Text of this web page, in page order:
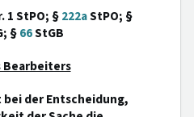
1 StPO; §222aStPO; §
§66StGB
der Entscheidung,